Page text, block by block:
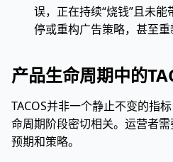
误，正在持续“烧钱”且未
停或重构广告策略，甚至重
产品生命周期中的
TACOS并非一个静止不变的指
命周期阶段密切相关。运营者
预期和策略。